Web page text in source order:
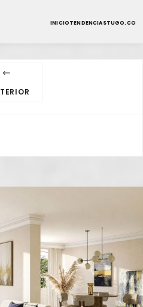
INICIOTENDENCIASTUGO.CO